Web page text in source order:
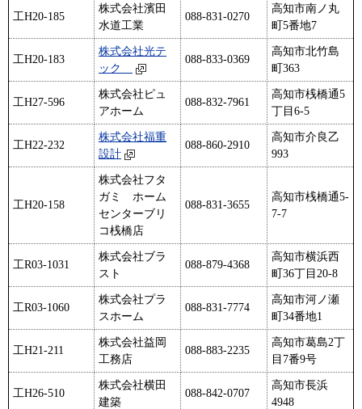
工H20-185
株式会社濱田
水道工業
088-831-0270
高知市南ノ丸
町5番地7
工H20-183
株式会社光テ
ック
088-833-0369
高知市北竹島
町363
工H27-596
株式会社ピュ
アホーム
088-832-7961
高知市桟橋通5
丁目6-5
工H22-232
株式会社福重
設計
088-860-2910
高知市介良乙
993
工H20-158
株式会社フタ
ガミ ホーム
センターブリ
コ桟橋店
088-831-3655
高知市桟橋通5-
7-7
工R03-1031
株式会社ブラ
スト
088-879-4368
高知市横浜西
町36丁目20-8
工R03-1060
株式会社プラ
スホーム
088-831-7774
高知市河ノ瀬
町34番地1
工H21-211
株式会社益岡
工務店
088-883-2235
高知市葛島2丁
目7番9号
工H26-510
株式会社横田
建築
088-842-0707
高知市長浜
4948